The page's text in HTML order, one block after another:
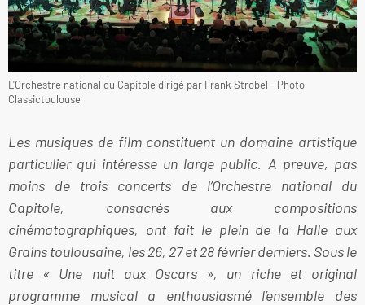
L'Orchestre national du Capitole dirigé par Frank Strobel - Photo
Classictoulouse
Les musiques de film constituent un domaine artistique
particulier qui intéresse un large public. A preuve, pas
moins de trois concerts de l’Orchestre national du
Capitole, consacrés aux compositions
cinématographiques, ont fait le plein de la Halle aux
Grains toulousaine, les 26, 27 et 28 février derniers. Sous le
titre « Une nuit aux Oscars », un riche et original
programme musical a enthousiasmé l’ensemble des